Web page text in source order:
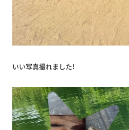
いい写真撮れました！